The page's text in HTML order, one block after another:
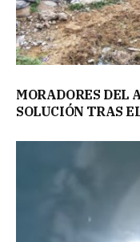
MORADORES DEL
SOLUCIÓN TRAS